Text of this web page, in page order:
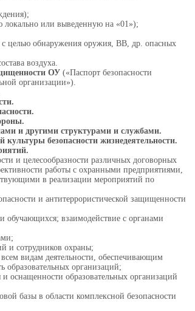
локально или выведенную на «01»);
с целью обнаружения оружия, ВВ, др. опасных
воздуха.
ОУ («Паспорт безопасности
организации»).
и другими структурами и службами.
безопасности жизнедеятельности.
и целесообразности различных договорных
работы с охранными предприятиями,
в реализации мероприятий по
и антитеррористической защищенности
обучающихся; взаимодействие с органами
и сотрудников охраны;
видам деятельности, обеспечивающим
образовательных организаций;
оснащенности образовательных организаций
базы в области комплексной безопасности